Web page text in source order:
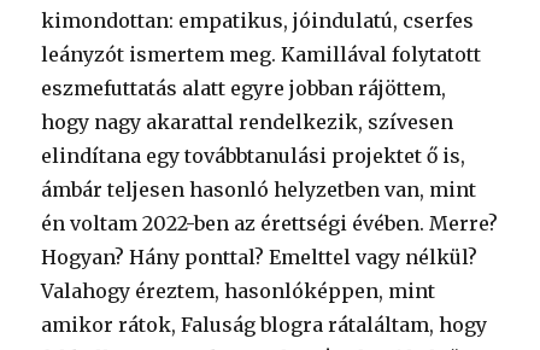
kimondottan: empatikus, jóindulatú, cserfes
leányzót ismertem meg. Kamillával folytatott
eszmefuttatás alatt egyre jobban rájöttem,
hogy nagy akarattal rendelkezik, szívesen
elindítana egy továbbtanulási projektet ő is,
ámbár teljesen hasonló helyzetben van, mint
én voltam 2022-ben az érettségi évében. Merre?
Hogyan? Hány ponttal? Emelttel vagy nélkül?
Valahogy éreztem, hasonlóképpen, mint
amikor rátok, Faluság blogra rátaláltam, hogy